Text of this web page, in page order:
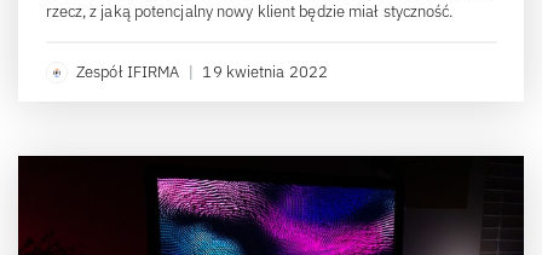
rzecz, z jaką potencjalny nowy klient będzie miał styczność.
Zespół IFIRMA | 19 kwietnia 2022